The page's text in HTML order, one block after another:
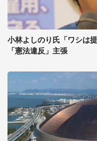
小林よしのり氏「ワシは
「憲法違反」主張